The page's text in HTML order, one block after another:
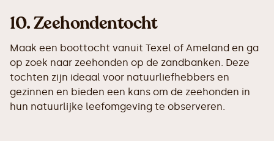
10. Zeehondentocht
Maak een boottocht vanuit Texel of Ameland en ga
op zoek naar zeehonden op de zandbanken. Deze
tochten zijn ideaal voor natuurliefhebbers en
gezinnen en bieden een kans om de zeehonden in
hun natuurlijke leefomgeving te observeren.